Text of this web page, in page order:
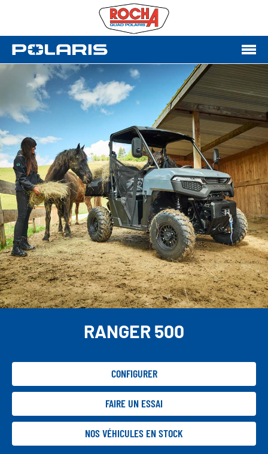
RANGER 500
CONFIGURER
FAIRE UN ESSAI
NOS VÉHICULES EN STOCK